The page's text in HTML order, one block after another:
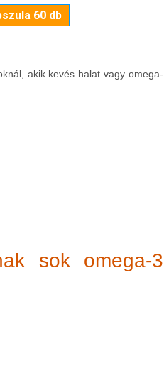
60 db
akik kevés halat vagy omega-
sok omega-3